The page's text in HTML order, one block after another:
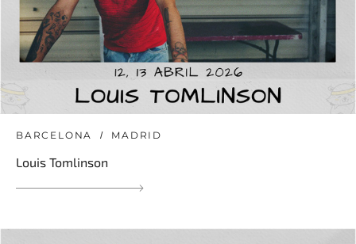
BARCELONA MADRID
Louis Tomlinson